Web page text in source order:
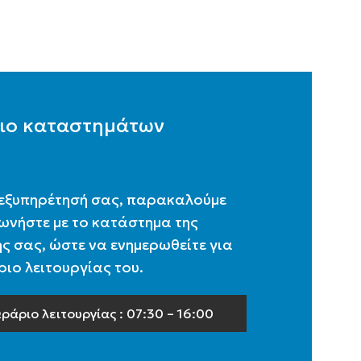
καταστημάτων
εξυπηρέτησή σας, παρακαλούμε
με το κατάστημα της
σας, ώστε να ενημερωθείτε για
λειτουργίας του.
λειτουργίας : 07:30 – 16:00